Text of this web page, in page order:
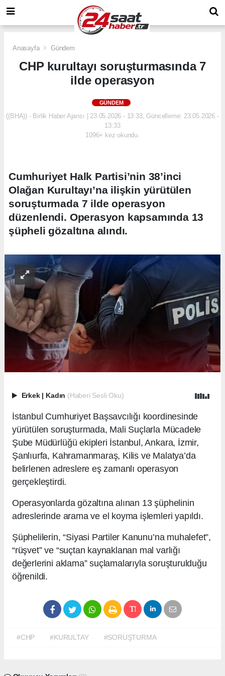
Anasayfa Gündem
CHP kurultayı soruşturmasında 7
ilde operasyon
GÜNDEM
((BHA)) - Birlik Haber Ajansı | 23.05.2026 - 13:33, Güncelleme: 23.05.2026 -
13:33
1096+ kez okundu.
Cumhuriyet Halk Partisi’nin 38’inci
Olağan Kurultayı’na ilişkin yürütülen
soruşturmada 7 ilde operasyon
düzenlendi. Operasyon kapsamında 13
şüpheli gözaltına alındı.
Erkek Kadın (Haberi Sesli Oku)
İstanbul Cumhuriyet Başsavcılığı koordinesinde
yürütülen soruşturmada, Mali Suçlarla Mücadele
Şube Müdürlüğü ekipleri İstanbul, Ankara, İzmir,
Şanlıurfa, Kahramanmaraş, Kilis ve Malatya’da
belirlenen adreslere eş zamanlı operasyon
gerçekleştirdi.
Operasyonlarda gözaltına alınan 13 şüphelinin
adreslerinde arama ve el koyma işlemleri yapıldı.
Şüphelilerin, “Siyasi Partiler Kanunu’na muhalefet”,
“rüşvet” ve “suçtan kaynaklanan mal varlığı
değerlerini aklama” suçlamalarıyla soruşturulduğu
öğrenildi.
#CHP #KURULTAY #SORUŞTURMA